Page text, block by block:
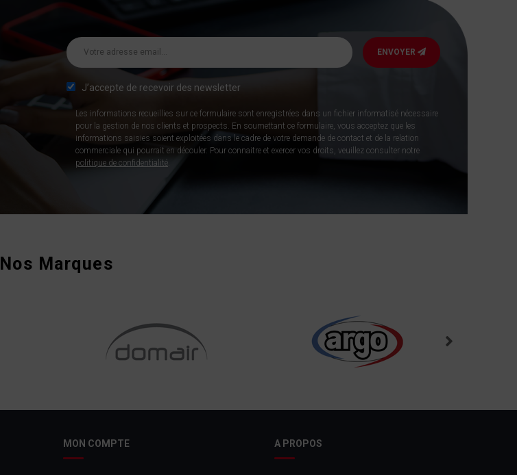
ENVOYER
J’accepte de recevoir des newsletter
Les informations recueillies sur ce formulaire sont enregistrées dans un fichier informatisé nécessaire
pour la gestion de nos clients et prospects. En soumettant ce formulaire, vous acceptez que les
informations saisies soient exploitées dans le cadre de votre demande de contact et de la relation
commerciale qui pourrait en découler. Pour connaitre et exercer vos droits, veuillez consulter notre
politique de confidentialité
Nos Marques
MON COMPTE A PROPOS